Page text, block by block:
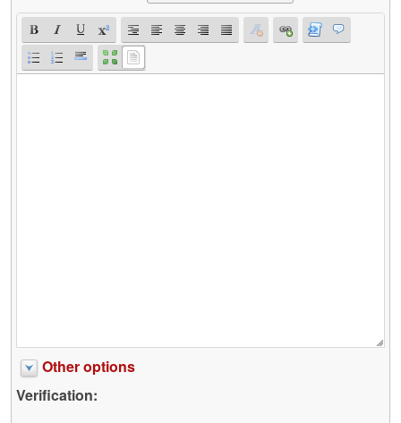
Other options
Verification: